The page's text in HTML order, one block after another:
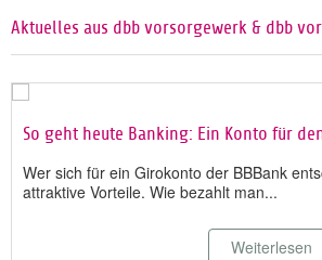
Aktuelles aus dbb vorsorgewerk & dbb
So geht heute Banking: Ein Konto für
Wer sich für ein Girokonto der BBBank
attraktive Vorteile. Wie bezahlt man...
Weiterlesen